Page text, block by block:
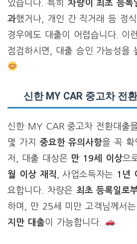
있습니다. 특히 차량이 최초 등
과했거나, 개인 간 직거래 등 정
경우에도 대출이 어렵습니다. 이
점검하시면, 대출 승인 가능성을
신한 MY CAR 중고차 전
신한 MY CAR 중고차 전환대출
몇 가지 중요한 유의사항을 꼭 확
저, 대출 대상은 만 19세 이상으
월 이상 재직 , 사업소득자는 1년
요합니다. 차량은 최초 등록일로
하며, 만 25세 미만 고객님께서는
지만 대출이 가능합니다.